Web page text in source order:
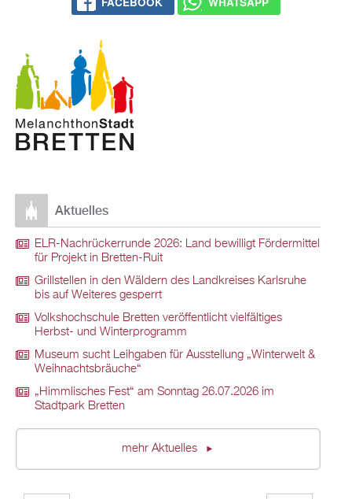
Aktuelles
ELR-Nachrückerrunde 2026: Land bewilligt Fördermittel
für Projekt in Bretten-Ruit
Grillstellen in den Wäldern des Landkreises Karlsruhe
bis auf Weiteres gesperrt
Volkshochschule Bretten veröffentlicht vielfältiges
Herbst- und Winterprogramm
Museum sucht Leihgaben für Ausstellung „Winterwelt &
Weihnachtsbräuche“
„Himmlisches Fest“ am Sonntag 26.07.2026 im
Stadtpark Bretten
mehr Aktuelles